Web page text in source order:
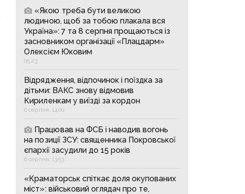
«Якою треба бути великою
людиною, щоб за тобою плакала вся
Україна»: 7 та 8 серпня прощаються із
засновником організації «Плацдарм»
Олексієм Юковим
05:23
Відрядження, відпочинок і поїздка за
дітьми: ВАКС знову відмовив
Кириленкам у виїзді за кордон
6 серпня, 14:00
Працював на ФСБ і наводив вогонь
на позиції ЗСУ: священника Покровської
єпархії засудили до 15 років
6 серпня, 13:53
«Краматорськ спіткає доля окупованих
міст»: військовий оглядач про те,